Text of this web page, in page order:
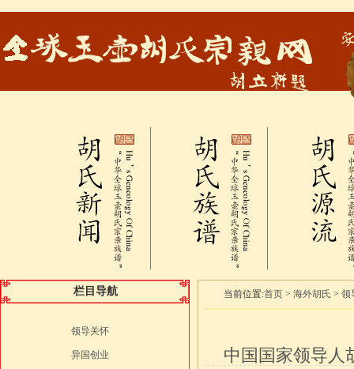
栏目导航
领导关怀
异国创业
当前位置:首页 >海外胡氏 >领
中国国家领导人